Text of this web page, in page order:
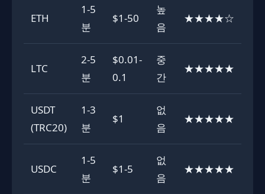
ETH
1-5
분
$1-50
높
음
★★★★☆
LTC
2-5
분
$0.01-
0.1
중
간
★★★★★
USDT
(TRC20)
1-3
분
$1
없
음
★★★★★
USDC
1-5
분
$1-5
없
음
★★★★★